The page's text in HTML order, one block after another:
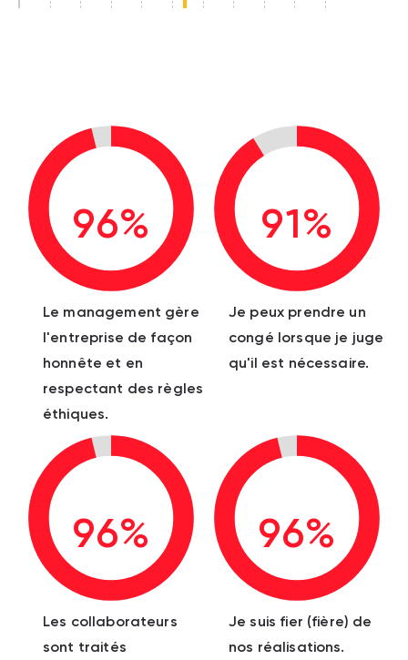
96%
Le management gère
l'entreprise de façon
honnête et en
respectant des règles
éthiques.
91%
Je peux prendre un
congé lorsque je juge
qu'il est nécessaire.
96%
Les collaborateurs
sont traités
96%
Je suis fier (fière) de
nos réalisations.